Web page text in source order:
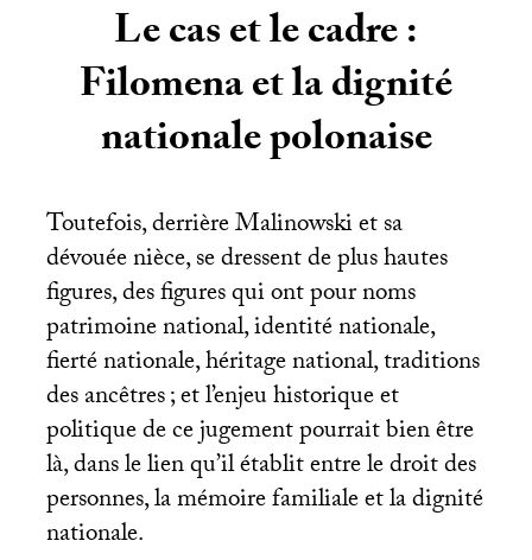
Le cas et le cadre :
Filomena et la dignité
nationale polonaise
Toutefois, derrière Malinowski et sa
dévouée nièce, se dressent de plus hautes
figures, des figures qui ont pour noms
patrimoine national, identité nationale,
fierté nationale, héritage national, traditions
des ancêtres; et l’enjeu historique et
politique de ce jugement pourrait bien être
là, dans le lien qu’il établit entre le droit des
personnes, la mémoire familiale et la dignité
nationale.